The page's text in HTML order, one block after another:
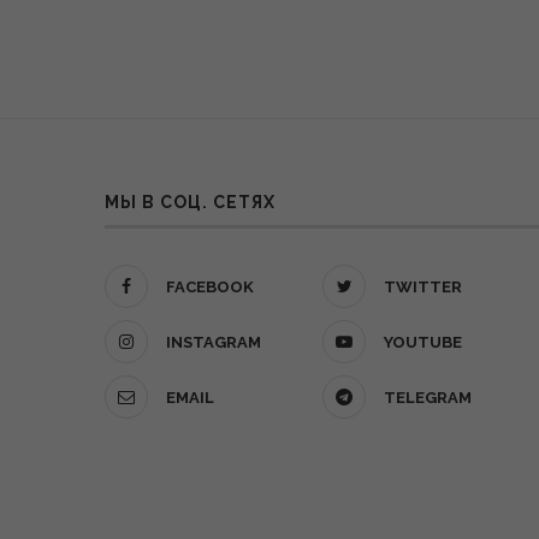
МЫ В СОЦ. СЕТЯХ
FACEBOOK TWITTER
INSTAGRAM YOUTUBE
EMAIL TELEGRAM